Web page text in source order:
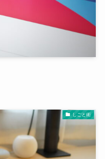
しごと術